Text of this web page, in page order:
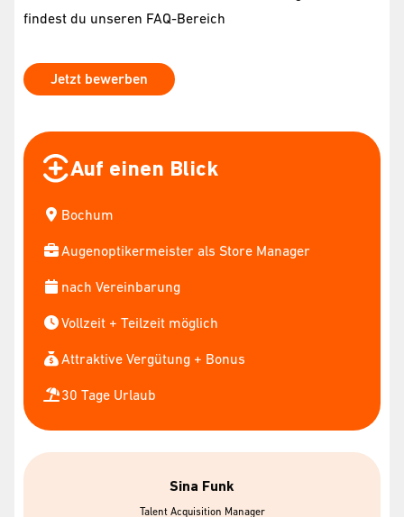
findest du unseren FAQ-Bereich
Jetzt bewerben
Auf einen Blick
Bochum
Augenoptikermeister als Store Manager
nach Vereinbarung
Vollzeit + Teilzeit möglich
Attraktive Vergütung + Bonus
30 Tage Urlaub
Sina Funk
Talent Acquisition Manager